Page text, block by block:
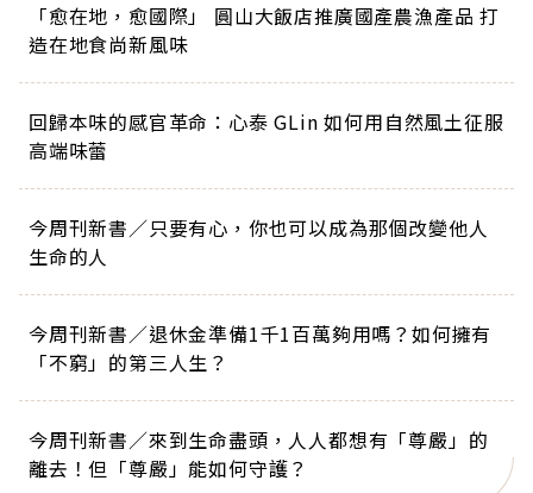
「愈在地，愈國際」 圓山大飯店推廣國產農漁產品 打
造在地食尚新風味
回歸本味的感官革命：心泰 GLin 如何用自然風土征服
高端味蕾
今周刊新書／只要有心，你也可以成為那個改變他人
生命的人
今周刊新書／退休金準備1千1百萬夠用嗎？如何擁有
「不窮」的第三人生？
今周刊新書／來到生命盡頭，人人都想有「尊嚴」的
離去！但「尊嚴」能如何守護？